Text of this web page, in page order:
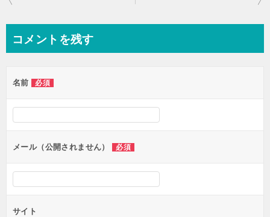
ビ
ー
シ
ン
コメントを残す
名前 必須
メール（公開されません） 必須
サイト